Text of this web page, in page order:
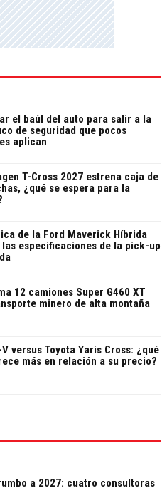
el baúl del auto para salir a la
de seguridad que pocos
aplican
T-Cross 2027 estrena caja de
¿qué se espera para la
de la Ford Maverick Híbrida
las especificaciones de la pick-up
12 camiones Super G460 XT
minero de alta montaña
V versus Toyota Yaris Cross: ¿qué
más en relación a su precio?
a 2027: cuatro consultoras